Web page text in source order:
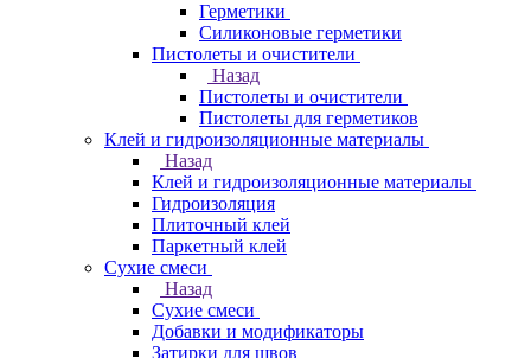
Герметики
Силиконовые герметики
Пистолеты и очистители
Назад
Пистолеты и очистители
Пистолеты для герметиков
Клей и гидроизоляционные материалы
Назад
Клей и гидроизоляционные материалы
Гидроизоляция
Плиточный клей
Паркетный клей
Сухие смеси
Назад
Сухие смеси
Добавки и модификаторы
Затирки для швов